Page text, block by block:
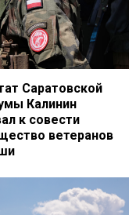
Саратовской
Калинин
к совести
ветеранов